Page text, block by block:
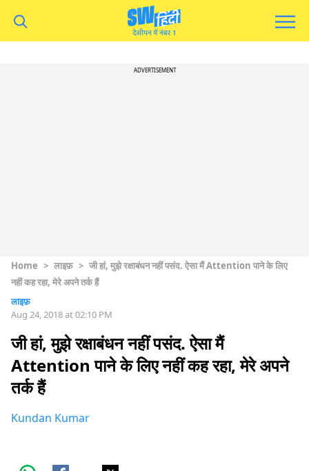
ADVERTISEMENT
Home > लाइफ़ > जी हां, मुझे रक्षाबंधन नहीं पसंद. ऐसा मैं Attention पाने के लिए
नहीं कह रहा, मेरे अपने तर्क हैं
लाइफ़
Aug 24, 2018 at 02:10 PM
जी हां, मुझे रक्षाबंधन नहीं पसंद. ऐसा मैं
Attention पाने के लिए नहीं कह रहा, मेरे अपने
तर्क हैं
Kundan Kumar